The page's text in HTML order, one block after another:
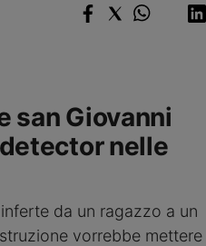
san Giovanni
nelle
da un ragazzo a un
vorrebbe mettere